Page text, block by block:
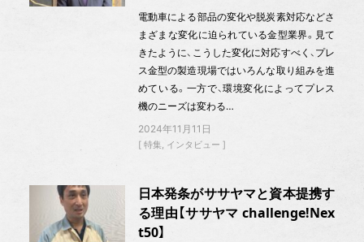
電動車による部品の変化や脱炭素対応などさ
まざまな変化に迫られている金型業界。見て
きたように、こうした変化に対応すべく、プレ
ス金型の製造現場ではいろんな取り組みを進
めている。一方で、環境変化によってプレス
機のニーズは変わる…
2024年11月11日
特集 インタビュー
日本発条がササヤマと資本提携す
る理由【ササヤマ challenge!Nex
t50】